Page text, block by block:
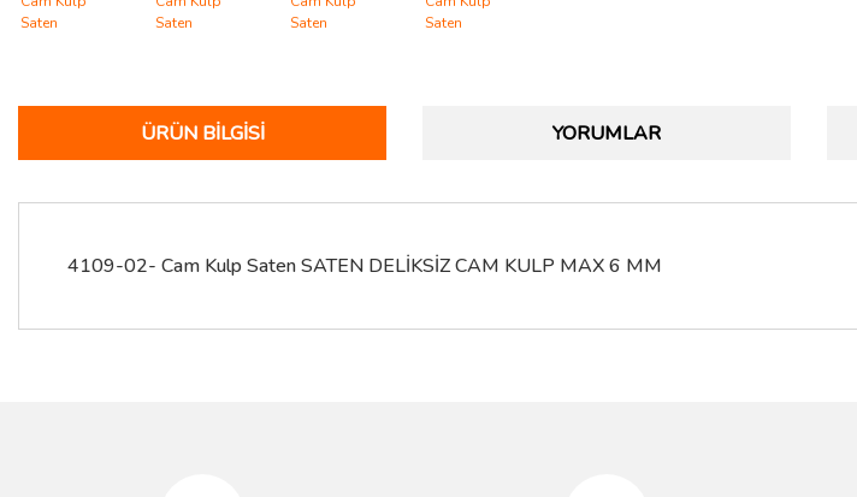
ÜRÜN BILGISI YORUMLAR
4109-02- Cam Kulp Saten SATEN DELİKSİZ CAM KULP MAX 6 MM